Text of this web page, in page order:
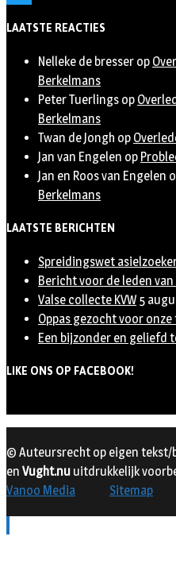
LAATSTE REACTIES
Nelleke de bresser op
Berkelmans
Peter Tuerlings op
Berkelmans
Twan de Jongh op
Jan van Engelen op
Jan en Roos van Engelen
Berkelmans
LAATSTE BERICHTEN
Spreidingswet
Bericht voor de leden
Valse collecte KVW 5
Oppas gezocht voor
Een bijzonder en geliefd
LIKE ONS OP FACEBOOK!
© Auteursrecht op eigen tekst/
en Vught.nu uitdrukkelijk
Vanoo Media
Sitemap